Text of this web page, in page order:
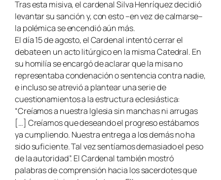
Tras esta misiva, el cardenal Silva Henríquez decidió
levantar su sanción y, con esto –en vez de calmarse–
la polémica se encendió aún más.
El día 15 de agosto, el Cardenal intentó cerrar el
debate en un acto litúrgico en la misma Catedral. En
su homilía se encargó de aclarar que la misa no
representaba condenación o sentencia contra nadie,
e incluso se atrevió a plantear una serie de
cuestionamientos a la estructura eclesiástica:
“Creíamos a nuestra Iglesia sin manchas ni arrugas
[…] Creíamos que deseando el progreso estábamos
ya cumpliendo. Nuestra entrega a los demás no ha
sido suficiente. Tal vez sentíamos demasiado el peso
de la autoridad”. El Cardenal también mostró
palabras de comprensión hacia los sacerdotes que